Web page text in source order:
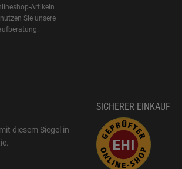
Artikeln
Sie unsere
diesem Siegel in
.
SICHERER EINKAUF